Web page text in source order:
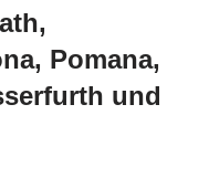
Pomana,
und